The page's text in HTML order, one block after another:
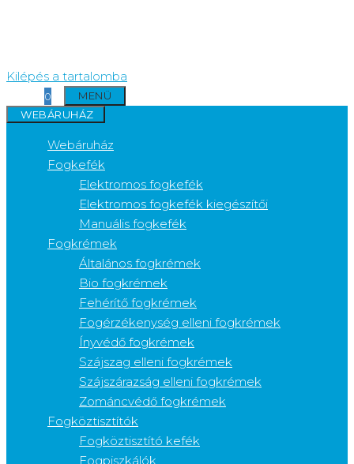
Kilépés a tartalomba
0
MENÜ
WEBÁRUHÁZ
Webáruház
Fogkefék
Elektromos fogkefék
Elektromos fogkefék kiegészítői
Manuális fogkefék
Fogkrémek
Általános fogkrémek
Bio fogkrémek
Fehérítő fogkrémek
Fogérzékenység elleni fogkrémek
Ínyvédő fogkrémek
Szájszag elleni fogkrémek
Szájszárazság elleni fogkrémek
Zománcvédő fogkrémek
Fogköztisztítók
Fogköztisztító kefék
Fogpiszkálók